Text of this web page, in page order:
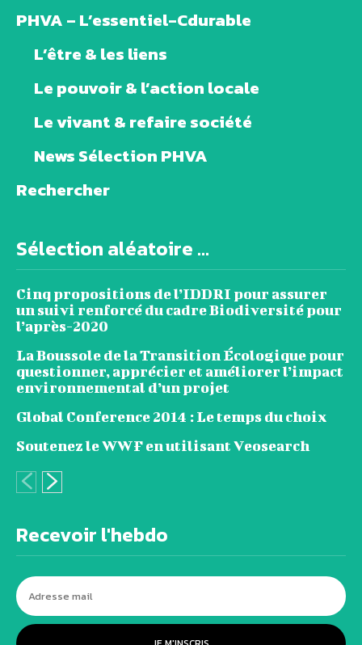
PHVA – L’essentiel-Cdurable
L’être & les liens
Le pouvoir & l’action locale
Le vivant & refaire société
News Sélection PHVA
Rechercher
Sélection aléatoire ...
Cinq propositions de l’IDDRI pour assurer
un suivi renforcé du cadre Biodiversité pour
l’après-2020
La Boussole de la Transition Écologique pour
questionner, apprécier et améliorer l’impact
environnemental d’un projet
Global Conference 2014 : Le temps du choix
Soutenez le WWF en utilisant Veosearch
Recevoir l'hebdo